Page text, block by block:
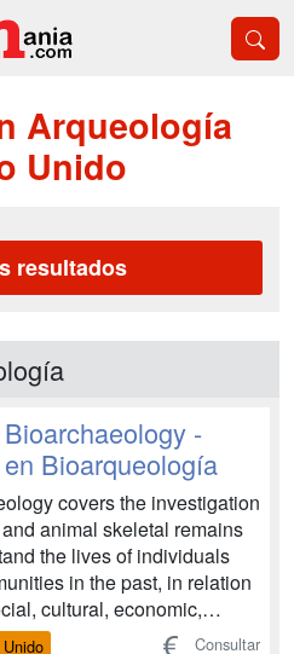
Arqueología
Unido
resultados
-
Bioarqueología
covers the investigation
animal skeletal remains
the lives of individuals
in the past, in relation
cultural, economic,
and evolutionary
Consultar